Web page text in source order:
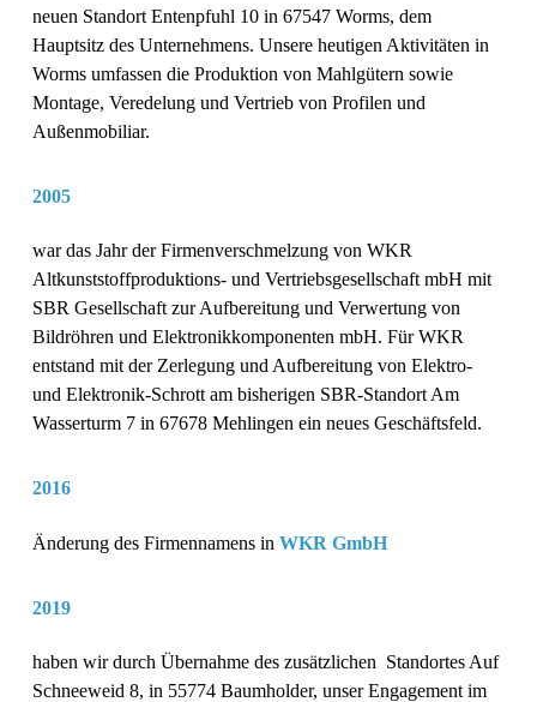
neuen Standort Entenpfuhl 10 in 67547 Worms, dem
Hauptsitz des Unternehmens. Unsere heutigen Aktivitäten in
Worms umfassen die Produktion von Mahlgütern sowie
Montage, Veredelung und Vertrieb von Profilen und
Außenmobiliar.
2005
war das Jahr der Firmenverschmelzung von WKR
Altkunststoffproduktions- und Vertriebsgesellschaft mbH mit
SBR Gesellschaft zur Aufbereitung und Verwertung von
Bildröhren und Elektronikkomponenten mbH. Für WKR
entstand mit der Zerlegung und Aufbereitung von Elektro-
und Elektronik-Schrott am bisherigen SBR-Standort Am
Wasserturm 7 in 67678 Mehlingen ein neues Geschäftsfeld.
2016
Änderung des Firmennamens in WKR GmbH
2019
haben wir durch Übernahme des zusätzlichen Standortes Auf
Schneeweid 8, in 55774 Baumholder, unser Engagement im